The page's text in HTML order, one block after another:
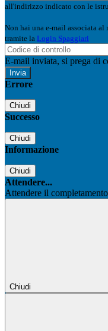
all'indirizzo indicato con le
Non hai una e-mail associata al
tramite la Login Spaggiari
E-mail inviata, si prega di
Errore
Chiudi
Successo
Chiudi
Informazione
Chiudi
Attendere...
Attendere il
Chiudi